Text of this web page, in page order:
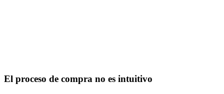
El proceso de compra no es intuitivo